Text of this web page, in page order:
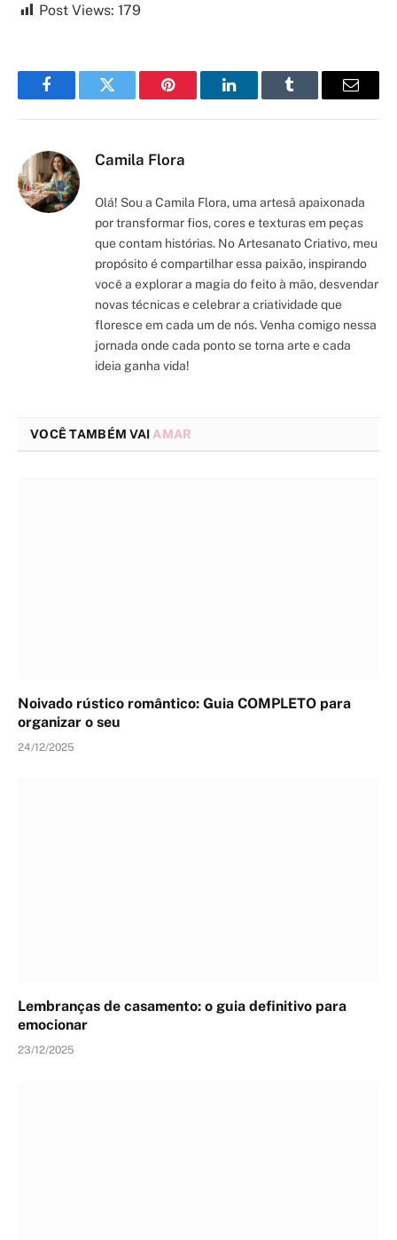
Post Views: 179
FacebookTwitter Pinterest LinkedInTumblr Email
Camila Flora
Olá! Sou a Camila Flora, uma artesã apaixonada
por transformar fios, cores e texturas em peças
que contam histórias. No Artesanato Criativo, meu
propósito é compartilhar essa paixão, inspirando
você a explorar a magia do feito à mão, desvendar
novas técnicas e celebrar a criatividade que
floresce em cada um de nós. Venha comigo nessa
jornada onde cada ponto se torna arte e cada
ideia ganha vida!
VOCÊ TAMBÉM VAI AMAR
Noivado rústico romântico: Guia COMPLETO para
organizar o seu
24/12/2025
Lembranças de casamento: o guia definitivo para
emocionar
23/12/2025